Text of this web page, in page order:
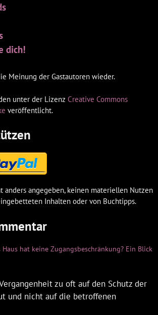
dich!
Meinung der Gastautoren wieder.
unter der Lizenz Creative Commons
veröffentlicht.
anders angegeben, keinen materiellen Nutzen
Inhalten oder von Buchtipps.
Haus hat keine Zugangsbeschränkung? Ein Blick
zu oft auf den Schutz der
und nicht auf die betroffenen